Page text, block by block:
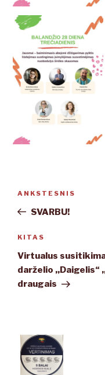
Ankstesnis
įrašas
ANKSTESNIS
SVARBU!
Kitas
įrašas
KITAS
Virtualus
darželio ,,Daigelis“
draugais